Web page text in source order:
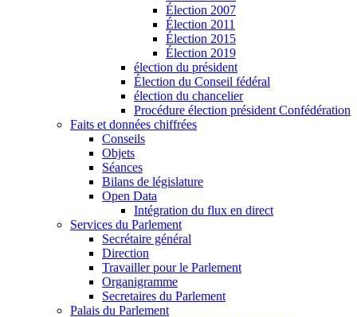
Élection 2007
Élection 2011
Élection 2015
Élection 2019
élection du président
Élection du Conseil fédéral
élection du chancelier
Procédure élection président Confédération
Faits et données chiffrées
Conseils
Objets
Séances
Bilans de législature
Open Data
Intégration du flux en direct
Services du Parlement
Secrétaire général
Direction
Travailler pour le Parlement
Organigramme
Secretaires du Parlement
Palais du Parlement